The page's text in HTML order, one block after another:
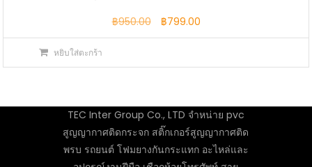
฿950.00
Original
price
฿799.00Current
price
หยิบใส่ตะกร้า
TEC Inter Group Co., LTD จำหน่าย pvc
สูญญากาศติดกระจก สติ๊กเกอร์สูญญากาศติด
พรบ รถยนต์ โฟมยางกันกระแทก อะไหล่และ